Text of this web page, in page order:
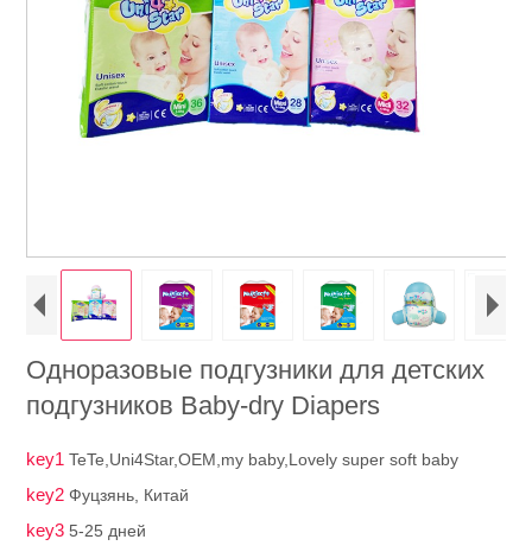
Одноразовые подгузники для детских
подгузников Baby-dry Diapers
key1TeTe,Uni4Star,OEM,my baby,Lovely super soft baby
key2Фуцзянь, Китай
key35-25 дней